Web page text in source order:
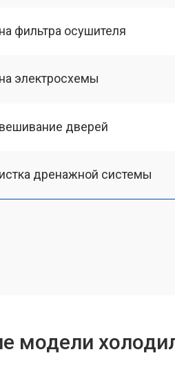
фильтра осушителя
электросхемы
дверей
дренажной системы
модели